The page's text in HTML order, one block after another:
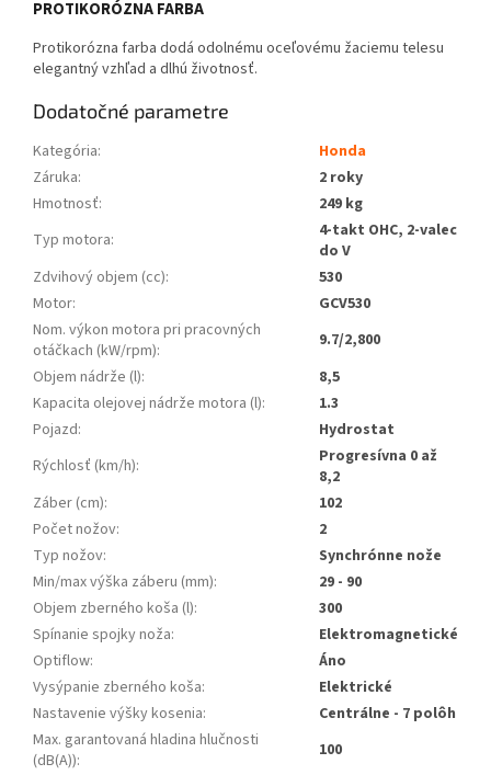
PROTIKORÓZNA FARBA
Protikorózna farba dodá odolnému oceľovému žaciemu telesu
elegantný vzhľad a dlhú životnosť.
Dodatočné parametre
Kategória:
Honda
Záruka:
2 roky
Hmotnosť:
249 kg
Typ motora:
4-takt OHC, 2-valec
do V
Zdvihový objem (cc):
530
Motor:
GCV530
Nom. výkon motora pri pracovných
otáčkach (kW/rpm):
9.7/2,800
Objem nádrže (l):
8,5
Kapacita olejovej nádrže motora (l):
1.3
Pojazd:
Hydrostat
Rýchlosť (km/h):
Progresívna 0 až
8,2
Záber (cm):
102
Počet nožov:
2
Typ nožov:
Synchrónne nože
Min/max výška záberu (mm):
29 - 90
Objem zberného koša (l):
300
Spínanie spojky noža:
Elektromagnetické
Optiflow:
Áno
Vysýpanie zberného koša:
Elektrické
Nastavenie výšky kosenia:
Centrálne - 7 polôh
Max. garantovaná hladina hlučnosti
(dB(A)):
100